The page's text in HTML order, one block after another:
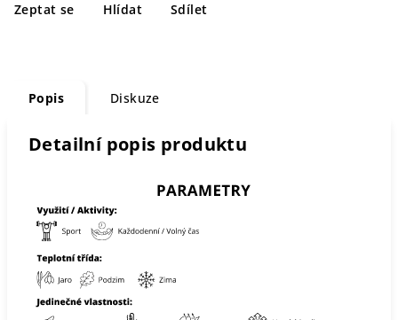
Zeptat se Hlídat Sdílet
Popis Diskuze
Detailní popis produktu